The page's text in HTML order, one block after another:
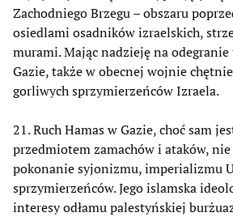
Zachodniego Brzegu – obszaru
osiedlami osadników izraelskich,
murami. Mając nadzieję na
Gazie, także w obecnej wojnie
gorliwych sprzymierzeńców Izraela.
21. Ruch Hamas w Gazie, choć sam
przedmiotem zamachów i ataków,
pokonanie syjonizmu, imperializmu
sprzymierzeńców. Jego islamska
interesy odłamu palestyńskiej